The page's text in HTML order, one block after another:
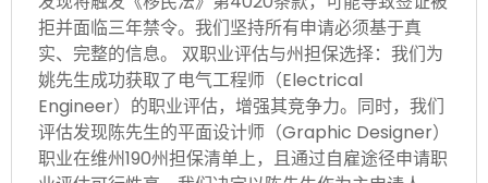
拒并面临三年禁令。我们坚持所有申请必须基于真
实、完整的信息。 双职业评估与州担保选择：我们为
姚先生成功获取了电气工程师（Electrical
Engineer）的职业评估，增强其竞争力。同时，我们
评估发现陈先生的平面设计师（Graphic Designer）
职业在维州190州担保清单上，且通过自雇途径申请职